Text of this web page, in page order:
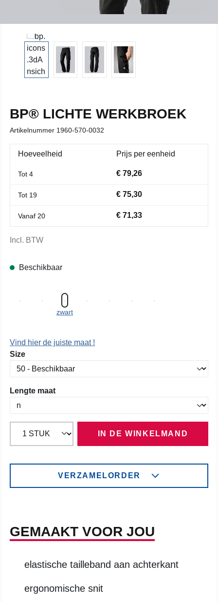
BP® LICHTE WERKBROEK
Artikelnummer 1960-570-0032
Hoeveelheid Prijs per eenheid
Tot 4 € 79,26
Tot 19 € 75,30
Vanaf 20 € 71,33
Incl. BTW
Beschikbaar
zwart
Vind hier de juiste maat !
Selecteer
Size
Selecteer
Lengte maat
IN DE WINKELMAND
VERZAMELORDER
GEMAAKT VOOR JOU
elastische tailleband aan achterkant
ergonomische snit